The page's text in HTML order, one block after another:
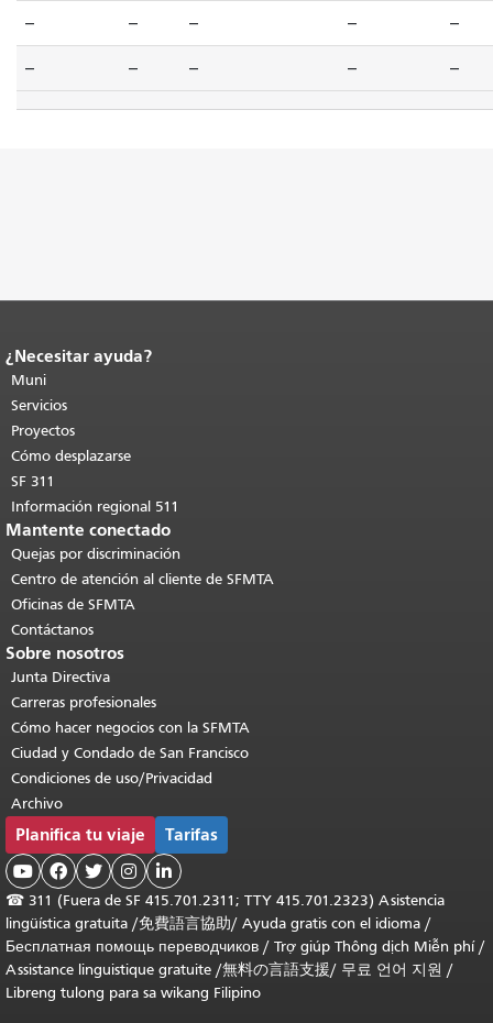
-- -- -- -- --
-- -- -- -- --
Fin del contenido de la página.
de esta página se repite en todas las
páginas.Volver al principio del
contenido principal
¿Necesitar ayuda?
Muni
Servicios
Proyectos
Cómo desplazarse
SF 311
Información regional 511
Mantente conectado
Quejas por discriminación
Centro de atención al cliente de SFMTA
Oficinas de SFMTA
Contáctanos
Sobre nosotros
Junta Directiva
Carreras profesionales
Cómo hacer negocios con la SFMTA
Ciudad y Condado de San Francisco
Condiciones de uso/Privacidad
Archivo
Planifica tu viaje Tarifas
    
☎ 311 (Fuera de SF 415.701.2311; TTY 415.701.2323) Asistencia
lingüística gratuita /免費語言協助/ Ayuda gratis con el idioma /
Бесплатная помощь переводчиков / Trợ giúp Thông dịch Miễn phí/
Assistance linguistique gratuite /無料の言語支援/ 무료 언어 지원 /
Libreng tulong para sa wikang Filipino